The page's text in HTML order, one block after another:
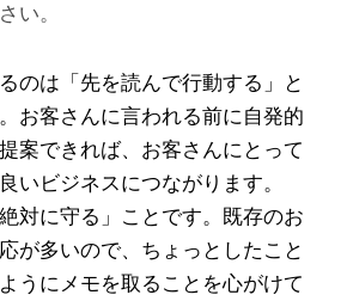
い。
のは「先を読んで行動する」と
お客さんに言われる前に自発的
案できれば、お客さんにとって
いビジネスにつながります。
対に守る」ことです。既存のお
が多いので、ちょっとしたこと
うにメモを取ることを心がけて